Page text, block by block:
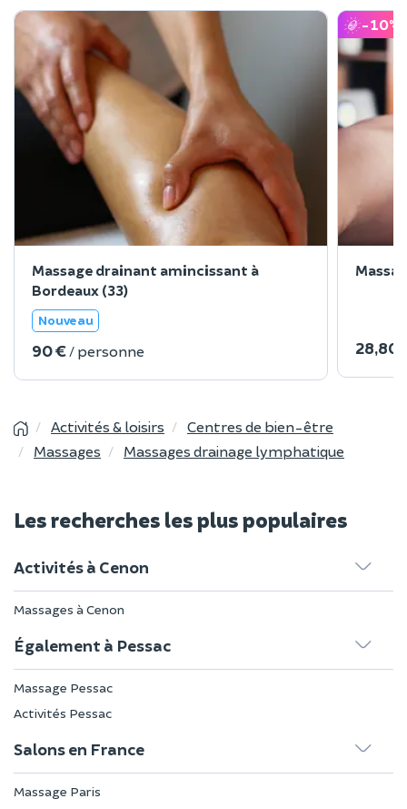
Massage drainant amincissant à
Bordeaux (33)
Nouveau
90 € / personne
-10%
28,80
Activités & loisirs
Centres de bien-être
Massages
Massages drainage lymphatique
Les recherches les plus populaires
Activités à Cenon
Massages à Cenon
Également à Pessac
Massage Pessac
Activités Pessac
Salons en France
Massage Paris